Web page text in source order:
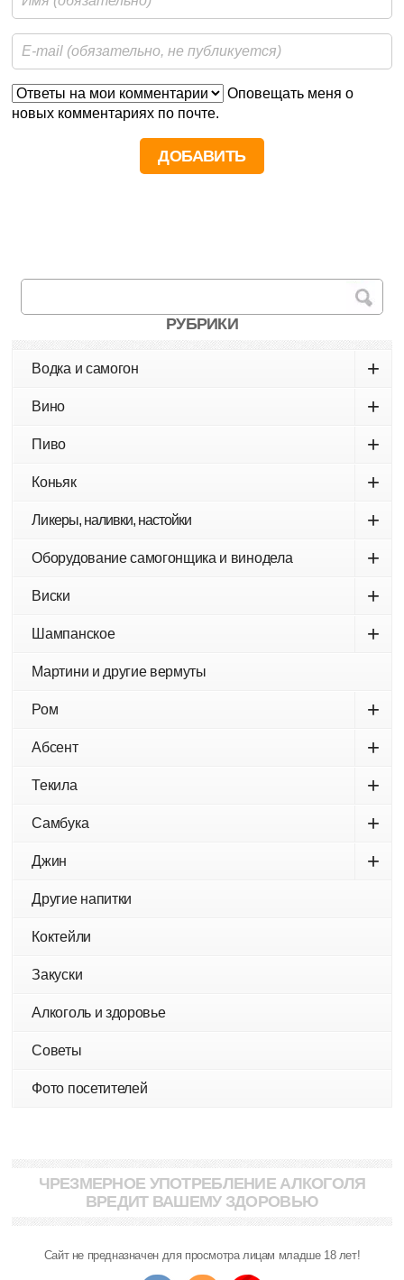
Оповещать меня о
новых комментариях по почте.
РУБРИКИ
Водка и самогон +
Вино +
Пиво +
Коньяк +
Ликеры, наливки, настойки +
Оборудование самогонщика и винодела +
Виски +
Шампанское +
Мартини и другие вермуты
Ром +
Абсент +
Текила +
Самбука +
Джин +
Другие напитки
Коктейли
Закуски
Алкоголь и здоровье
Советы
Фото посетителей
ЧРЕЗМЕРНОЕ УПОТРЕБЛЕНИЕ АЛКОГОЛЯ
ВРЕДИТ ВАШЕМУ ЗДОРОВЬЮ
Сайт не предназначен для просмотра лицам младше 18 лет!